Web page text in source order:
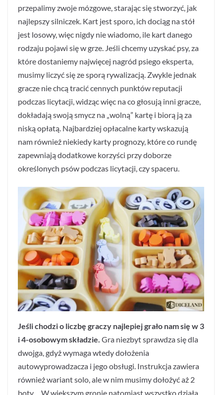
przepalimy zwoje mózgowe, starając się stworzyć, jak
najlepszy silniczek. Kart jest sporo, ich dociąg na stół
jest losowy, więc nigdy nie wiadomo, ile kart danego
rodzaju pojawi się w grze. Jeśli chcemy uzyskać psy, za
które dostaniemy najwięcej nagród psiego eksperta,
musimy liczyć się ze sporą rywalizacją. Zwykle jednak
gracze nie chcą tracić cennych punktów reputacji
podczas licytacji, widząc więc na co głosują inni gracze,
dokładają swoją smycz na „wolną” kartę i biorą ją za
niską opłatą. Najbardziej opłacalne karty wskazują
nam również niekiedy karty prognozy, które co rundę
zapewniają dodatkowe korzyści przy doborze
określonych psów podczas licytacji, czy spaceru.
Jeśli chodzi o liczbę graczy najlepiej grało nam się w 3
i 4-osobowym składzie. Gra niezbyt sprawdza się dla
dwojga, gdyż wymaga wtedy dołożenia
autowyprowadzacza i jego obsługi. Instrukcja zawiera
również wariant solo, ale w nim musimy dołożyć aż 2
boty… W większym gronie natomiast wszystko działa